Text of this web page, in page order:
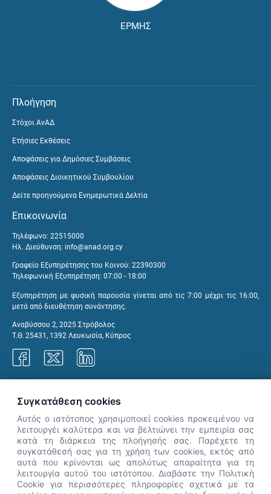
ΕΡΜΗΣ
Πλοήγηση
Στόχοι ΑνΑΔ
Ετήσιες Εκθέσεις
Αποφάσεις για Δημόσιες Συμβάσεις
Αποφάσεις Διοικητικού Συμβουλίου
Δείτε προηγούμενα Ενημερωτικά Δελτία
Επικοινωνία
Τηλέφωνο: 22515000
Ηλ. Διεύθυνση: info@anad.org.cy
Γραφείο Εξυπηρέτησης του Κοινού: 22390300
Τηλεφωνική Εξυπηρέτηση: 07:00 - 18:00
Εξυπηρέτηση με φυσική παρουσία γίνεται από τις 7:00 μέχρι τις 16:00,
μετά από διευθέτηση συνάντησης.
Αναβύσσου 2, 2025 Στρόβολος
Τ.Θ. 25431, 1392 Λευκωσία, Κύπρος
👋 Καλώς ήρθες! Είμαι η Νόησις.
Πες μου πώς μπορώ να σε βοηθήσω
σήμερα.
Συγκατάθεση cookies
Αυτός ο ιστότοπος χρησιμοποιεί cookies προκειμένου να
λειτουργέι καλύτερα και να βελτιώνει την εμπειρία σας
κατά τη διάρκεια της πλοήγησής σας. Παρέχετε τη
συγκατάθεσή σας για τη χρήση των cookies, εκτός από
αυτά που κρίνονται ως απολύτως απαραίτητα για τη
λειτουργία αυτού του ιστότοπου. Διαβάστε την Πολιτική
Cookie για περισσότερες πληροφορίες σχετικά με τα